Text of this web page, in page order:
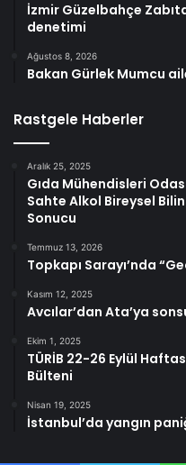
İzmir Güzelbahçe
denetimi
Ağustos 8, 2026
Bakan Gürlek Mumcu
Rastgele Haberler
Aralık 25, 2025
Gıda Mühendisleri
Sahte Alkol Bireysel
Sonucu
Temmuz 13, 2026
Topkapı Sarayı’nda
Kasım 12, 2025
Avcılar’dan Ata’ya
Ekim 1, 2025
TÜRİB 22-26 Eylül
Bülteni
Nisan 19, 2025
İstanbul’da yangın